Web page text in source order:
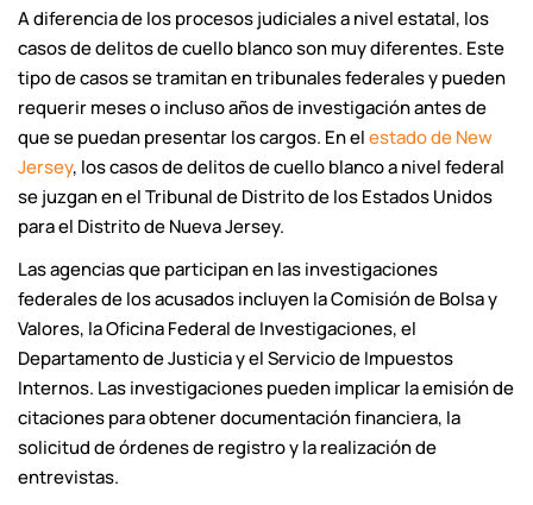
A diferencia de los procesos judiciales a nivel estatal, los
casos de delitos de cuello blanco son muy diferentes. Este
tipo de casos se tramitan en tribunales federales y pueden
requerir meses o incluso años de investigación antes de
que se puedan presentar los cargos. En elestado de New
Jersey, los casos de delitos de cuello blanco a nivel federal
se juzgan en el Tribunal de Distrito de los Estados Unidos
para el Distrito de Nueva Jersey.
Las agencias que participan en las investigaciones
federales de los acusados incluyen la Comisión de Bolsa y
Valores, la Oficina Federal de Investigaciones, el
Departamento de Justicia y el Servicio de Impuestos
Internos. Las investigaciones pueden implicar la emisión de
citaciones para obtener documentación financiera, la
solicitud de órdenes de registro y la realización de
entrevistas.